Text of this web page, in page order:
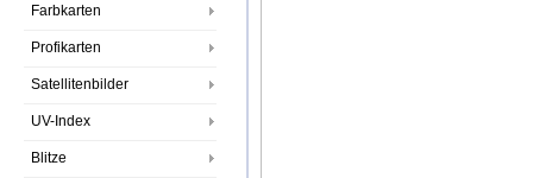
Farbkarten
Profikarten
Satellitenbilder
UV-Index
Blitze